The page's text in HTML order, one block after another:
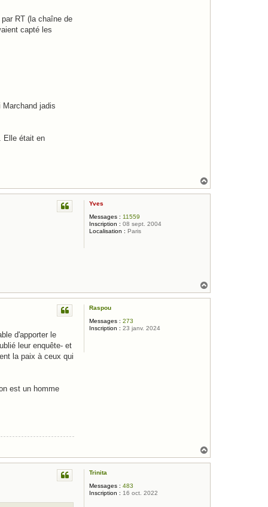
RT (la chaîne de
capté les
jadis
Elle était en
a
Yves
Messages : 11559
Inscription : 08 sept. 2004
Localisation : Paris
a
u
Raspou
Messages : 273
Inscription : 23 janv. 2024
d'apporter le
leur enquête- et
la paix à ceux qui
est un homme
a
Trinita
Messages : 483
Inscription : 16 oct. 2022